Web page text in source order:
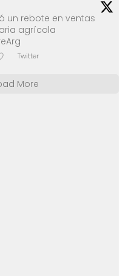
un rebote en ventas
agrícola
Twitter
More